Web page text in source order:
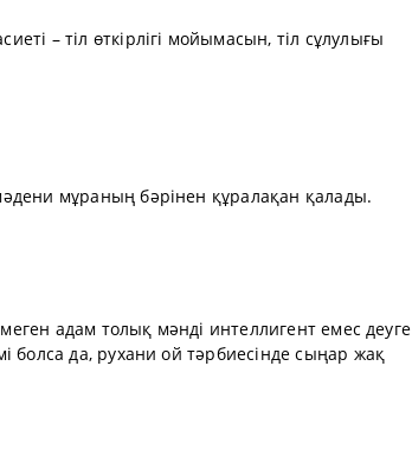
– тіл өткірлігі мойымасын, тіл сұлулығы
мұраның бәрінен құралақан қалады.
адам толық мәнді интеллигент емес деуге
болса да, рухани ой тәрбиесінде сыңар жақ